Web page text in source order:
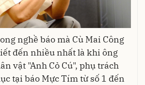
nghề báo mà Cù Mai Công
đến nhiều nhất là khi ông
vật "Anh Cỏ Cú", phụ trách
tại báo Mực Tím từ số 1 đến